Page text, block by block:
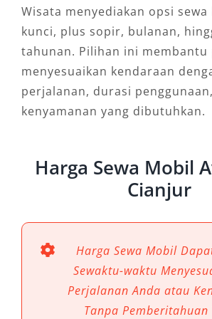
Wisata menyediakan opsi
kunci, plus sopir, bulanan,
tahunan. Pilihan ini membantu
menyesuaikan kendaraan
perjalanan, durasi
kenyamanan yang dibutuhkan.
Harga Sewa Mobil
Cianjur
Harga Sewa Mobil
Sewaktu-waktu
Perjalanan Anda atau
Tanpa Pemberitahuan